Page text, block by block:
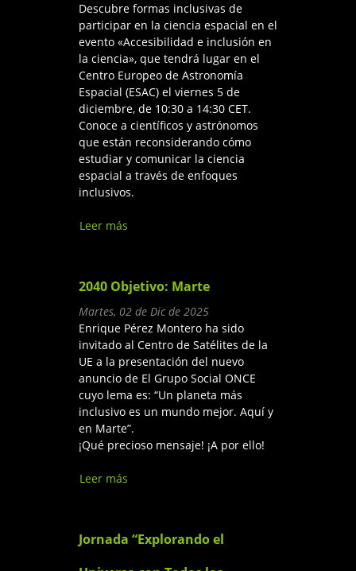
Descubre formas inclusivas de
participar en la ciencia espacial en el
evento «Accesibilidad e inclusión en
la ciencia», que tendrá lugar en el
Centro Europeo de Astronomía
Espacial (ESAC) el viernes 5 de
diciembre, de 10:30 a 14:30 CET.
Conoce a científicos y astrónomos
que están reconsiderando cómo
estudiar y comunicar la ciencia
espacial a través de enfoques
inclusivos.
Leer más
2040 Objetivo: Marte
Martes, 02 de Dic de 2025
Enrique Pérez Montero ha sido
invitado al Centro de Satélites de la
UE a la presentación del nuevo
anuncio de El Grupo Social ONCE
cuyo lema es: “Un planeta más
inclusivo es un mundo mejor. Aquí y
en Marte”.
¡Qué precioso mensaje! ¡A por ello!
Leer más
Jornada “Explorando el